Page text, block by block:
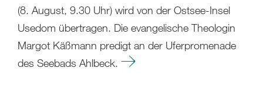
(8. August, 9.30 Uhr) wird von der Ostsee-Insel
Usedom übertragen. Die evangelische Theologin
Margot Käßmann predigt an der Uferpromenade
des Seebads Ahlbeck.